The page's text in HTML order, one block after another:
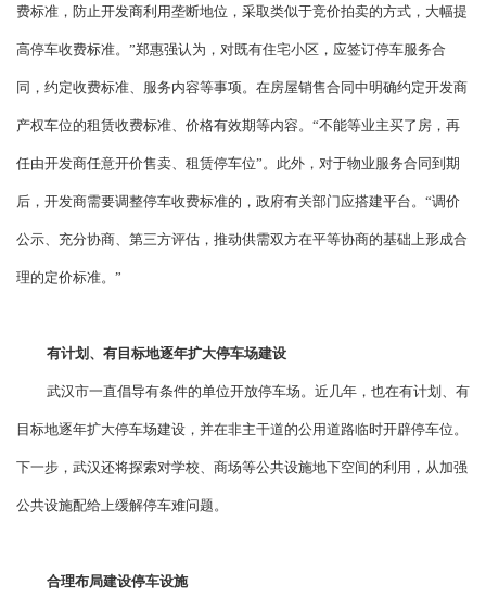
费标准，防止开发商利用垄断地位，采取类似于竞价拍卖的方式，大幅提
高停车收费标准。”郑惠强认为，对既有住宅小区，应签订停车服务合
同，约定收费标准、服务内容等事项。在房屋销售合同中明确约定开发商
产权车位的租赁收费标准、价格有效期等内容。“不能等业主买了房，再
任由开发商任意开价售卖、租赁停车位”。此外，对于物业服务合同到期
后，开发商需要调整停车收费标准的，政府有关部门应搭建平台。“调价
公示、充分协商、第三方评估，推动供需双方在平等协商的基础上形成合
理的定价标准。”
有计划、有目标地逐年扩大停车场建设
武汉市一直倡导有条件的单位开放停车场。近几年，也在有计划、有
目标地逐年扩大停车场建设，并在非主干道的公用道路临时开辟停车位。
下一步，武汉还将探索对学校、商场等公共设施地下空间的利用，从加强
公共设施配给上缓解停车难问题。
合理布局建设停车设施